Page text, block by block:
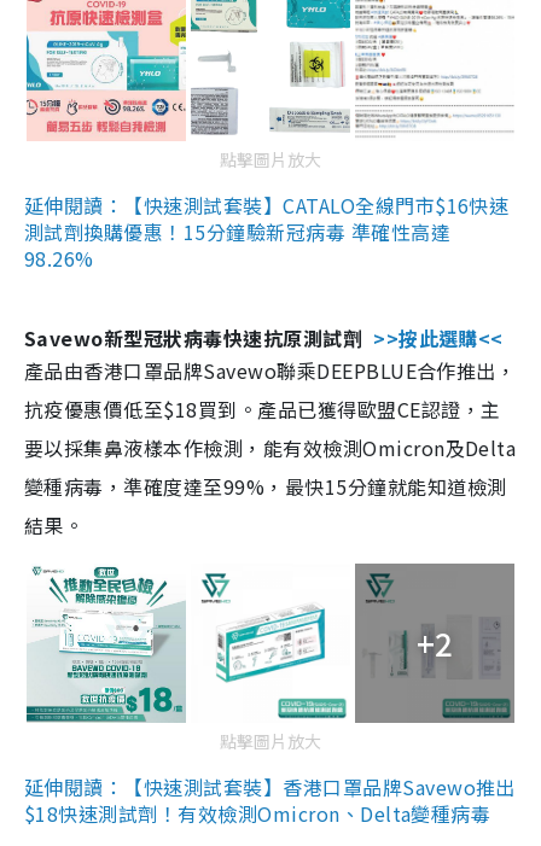
點擊圖片放大
延伸閱讀：【快速測試套裝】CATALO全線門市$16快速
測試劑換購優惠！15分鐘驗新冠病毒 準確性高達
98.26%
Savewo新型冠狀病毒快速抗原測試劑 >>按此選購<<
產品由香港口罩品牌Savewo聯乘DEEPBLUE合作推出，
抗疫優惠價低至$18買到。產品已獲得歐盟CE認證，主
要以採集鼻液樣本作檢測，能有效檢測Omicron及Delta
變種病毒，準確度達至99%，最快15分鐘就能知道檢測
結果。
+2
點擊圖片放大
延伸閱讀：【快速測試套裝】香港口罩品牌Savewo推出
$18快速測試劑！有效檢測Omicron、Delta變種病毒